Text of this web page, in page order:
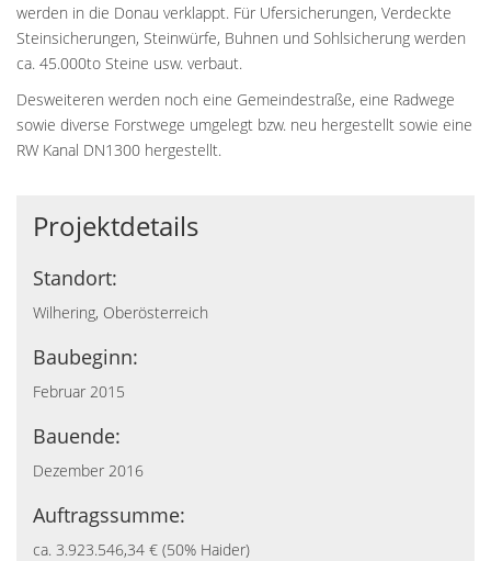
werden in die Donau verklappt. Für Ufersicherungen, Verdeckte
Steinsicherungen, Steinwürfe, Buhnen und Sohlsicherung werden
ca. 45.000to Steine usw. verbaut.
Desweiteren werden noch eine Gemeindestraße, eine Radwege
sowie diverse Forstwege umgelegt bzw. neu hergestellt sowie eine
RW Kanal DN1300 hergestellt.
Projektdetails
Standort:
Wilhering, Oberösterreich
Baubeginn:
Februar 2015
Bauende:
Dezember 2016
Auftragssumme:
ca. 3.923.546,34 € (50% Haider)